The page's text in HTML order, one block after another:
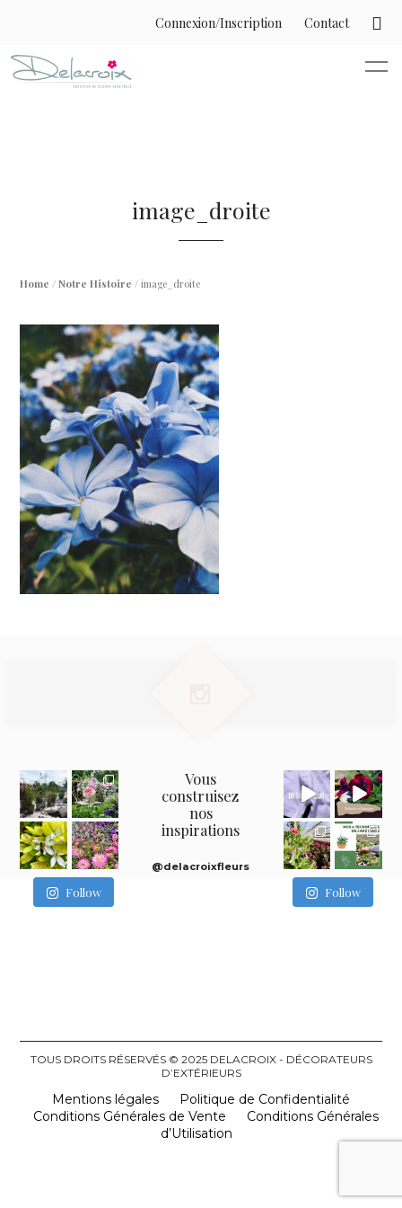
Connexion/Inscription Contact
image_droite
Home /Notre Histoire / image_droite
Follow
Vous
construisez
nos
inspirations
@delacroixfleurs
Follow
TOUS DROITS RÉSERVÉS © 2025 DELACROIX - DÉCORATEURS
D’EXTÉRIEURS
Mentions légales
Politique de Confidentialité
Conditions Générales de Vente
Conditions Générales
d’Utilisation